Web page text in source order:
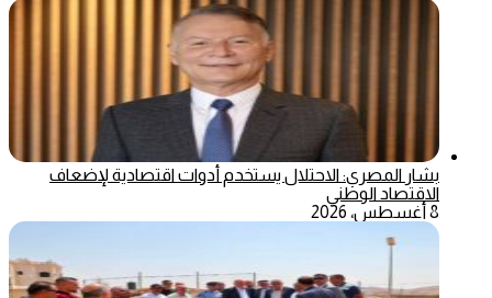
بشار المصري: الاحتلال يستخدم أدوات اقتصادية لإضعاف
الاقتصاد الوطني
8 أغسطس، 2026